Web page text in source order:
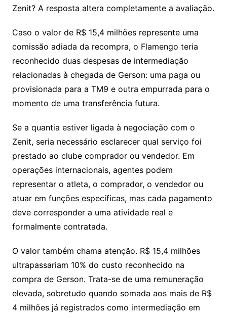
Zenit? A resposta altera completamente a avaliação.
Caso o valor de R$ 15,4 milhões represente uma
comissão adiada da recompra, o Flamengo teria
reconhecido duas despesas de intermediação
relacionadas à chegada de Gerson: uma paga ou
provisionada para a TM9 e outra empurrada para o
momento de uma transferência futura.
Se a quantia estiver ligada à negociação com o
Zenit, seria necessário esclarecer qual serviço foi
prestado ao clube comprador ou vendedor. Em
operações internacionais, agentes podem
representar o atleta, o comprador, o vendedor ou
atuar em funções específicas, mas cada pagamento
deve corresponder a uma atividade real e
formalmente contratada.
O valor também chama atenção. R$ 15,4 milhões
ultrapassariam 10% do custo reconhecido na
compra de Gerson. Trata-se de uma remuneração
elevada, sobretudo quando somada aos mais de R$
4 milhões já registrados como intermediação em